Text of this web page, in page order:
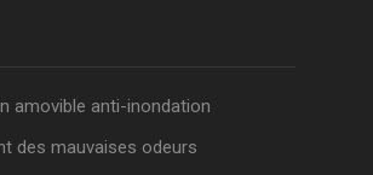
amovible anti-inondation
des mauvaises odeurs